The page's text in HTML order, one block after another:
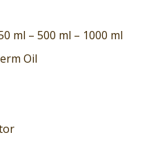
ml – 500 ml – 1000 ml
Oil